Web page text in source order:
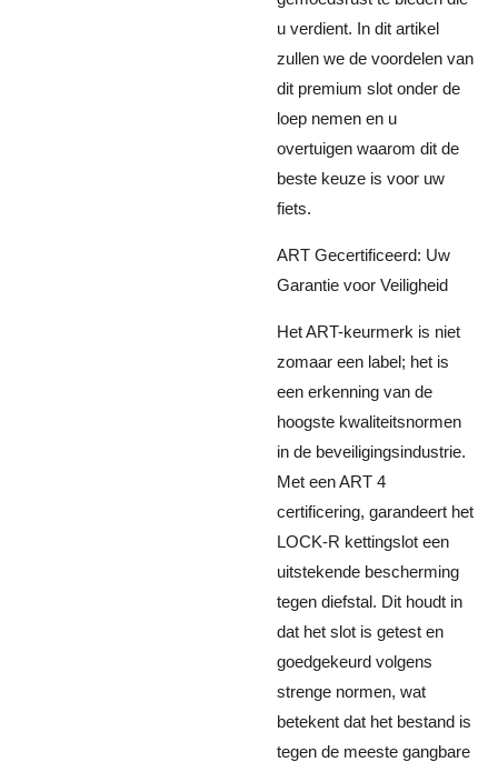
u verdient. In dit artikel
zullen we de voordelen van
dit premium slot onder de
loep nemen en u
overtuigen waarom dit de
beste keuze is voor uw
fiets.
ART Gecertificeerd: Uw
Garantie voor Veiligheid
Het ART-keurmerk is niet
zomaar een label; het is
een erkenning van de
hoogste kwaliteitsnormen
in de beveiligingsindustrie.
Met een ART 4
certificering, garandeert het
LOCK-R kettingslot een
uitstekende bescherming
tegen diefstal. Dit houdt in
dat het slot is getest en
goedgekeurd volgens
strenge normen, wat
betekent dat het bestand is
tegen de meeste gangbare